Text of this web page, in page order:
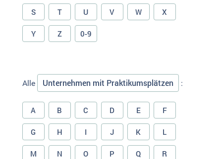
S T U V W X
Y Z 0-9
Alle Unternehmen mit Praktikumsplätzen :
A B C D E F
G H I J K L
M N O P Q R